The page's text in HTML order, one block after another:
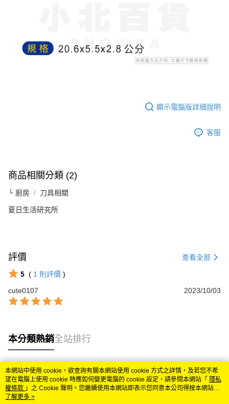
權轉讓予恩沛科技股份有限公司。
２．關於個人資料處理事宜，請瀏覽以下網址：
時審查核予不同之上限額度；若仍有額度不足之情形，本公司將視審查結果
５．嚴禁一人註冊多個帳號或使用他人資訊註冊。若發現惡意使用之情形，
恩沛科技股份有限公司將有權停止該用戶之使用額度並採取法律行動。
顯示電腦版詳細說明
客服
商品相關分類 (2)
└ 廚房 刀具相關
夏日生活研究所
評價 查看全部
5 ( 1 則評價 )
cute0107
2023/10/03
本分類熱銷全站排行
熱門標籤
本網站中使用 cookie，欲查詢有關本網站使用 cookie 方式之詳情，及若您不希
望在電腦上使用 cookie 時應如何變更電腦的 cookie 設定，請參閱本網站「 隱私
權條款 」之 Cookie 聲明。您繼續使用本網站即表示您同意本公司得按本網站使
用條款之 Cookie 聲明使用 cookie。
了解更多 >